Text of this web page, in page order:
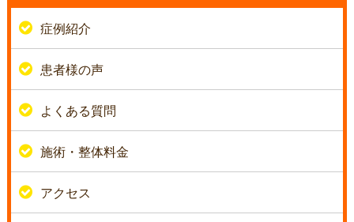
症例紹介
患者様の声
よくある質問
施術・整体料金
アクセス